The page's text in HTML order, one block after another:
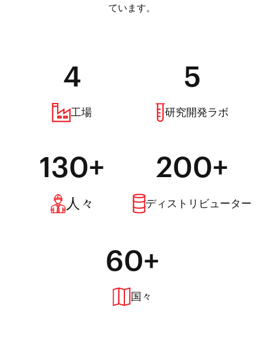
ています。
4
工場
5
研究開発ラボ
130+
人々
200+
ディストリビューター
60+
国々